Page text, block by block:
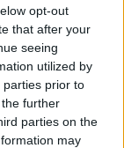
opt-out
that after your
seeing
utilized by
parties prior to
further
parties on the
may